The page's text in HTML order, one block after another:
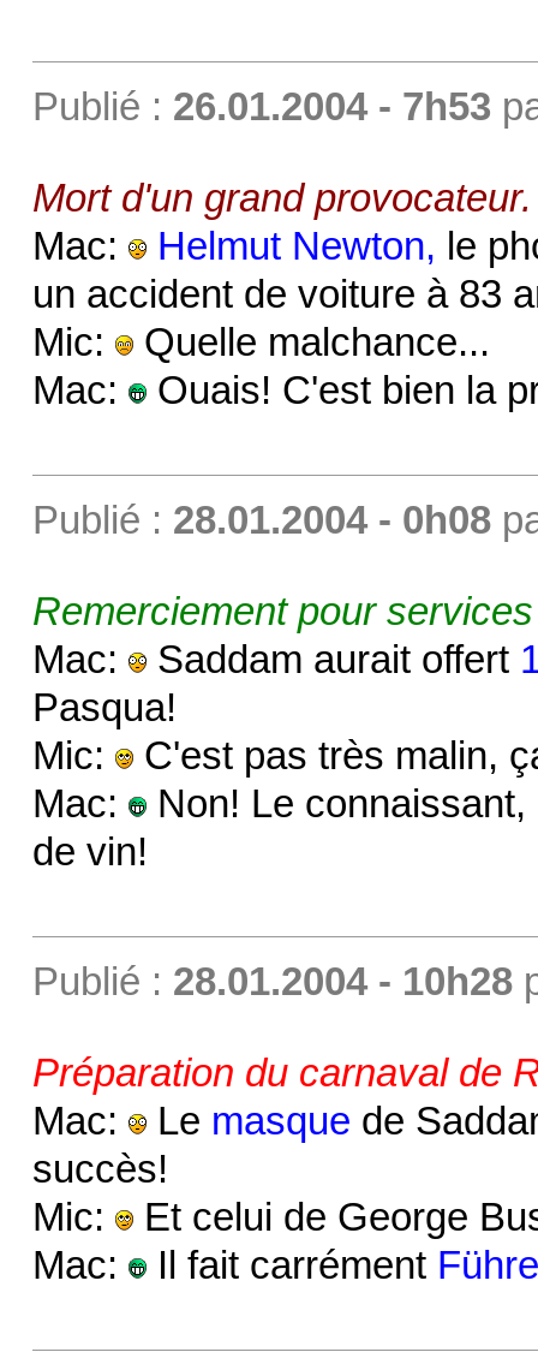
Publié : 26.01.2004 - 7h53
Mort d'un grand provocateur.
Mac:
Helmut Newton, le
un accident de voiture à 83
Mic:
Quelle malchance...
Mac:
Ouais! C'est bien la
Publié : 28.01.2004 - 0h08
Remerciement pour
Mac:
Saddam aurait offert
Pasqua!
Mic:
C'est pas très malin,
Mac:
Non! Le connaissant,
de vin!
Publié : 28.01.2004 - 10h28
Préparation du carnaval de
Mac:
Le masque de
succès!
Mic:
Et celui de George
Mac:
Il fait carrément